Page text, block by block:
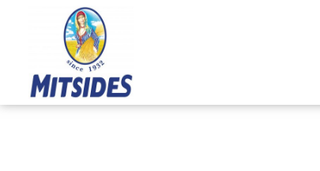
περιεχόμενο